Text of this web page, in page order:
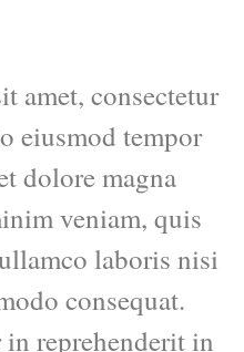
amet, consectetur
eiusmod tempor
dolore magna
veniam, quis
laboris nisi
consequat.
reprehenderit in